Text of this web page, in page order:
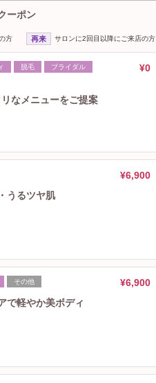
ーポン
方 再来 サロンに2回目以降にご来店の方
脱毛
ブライダル
¥0
なメニューをご提案
¥6,900
うるツヤ肌
その他
¥6,900
で軽やか美ボディ